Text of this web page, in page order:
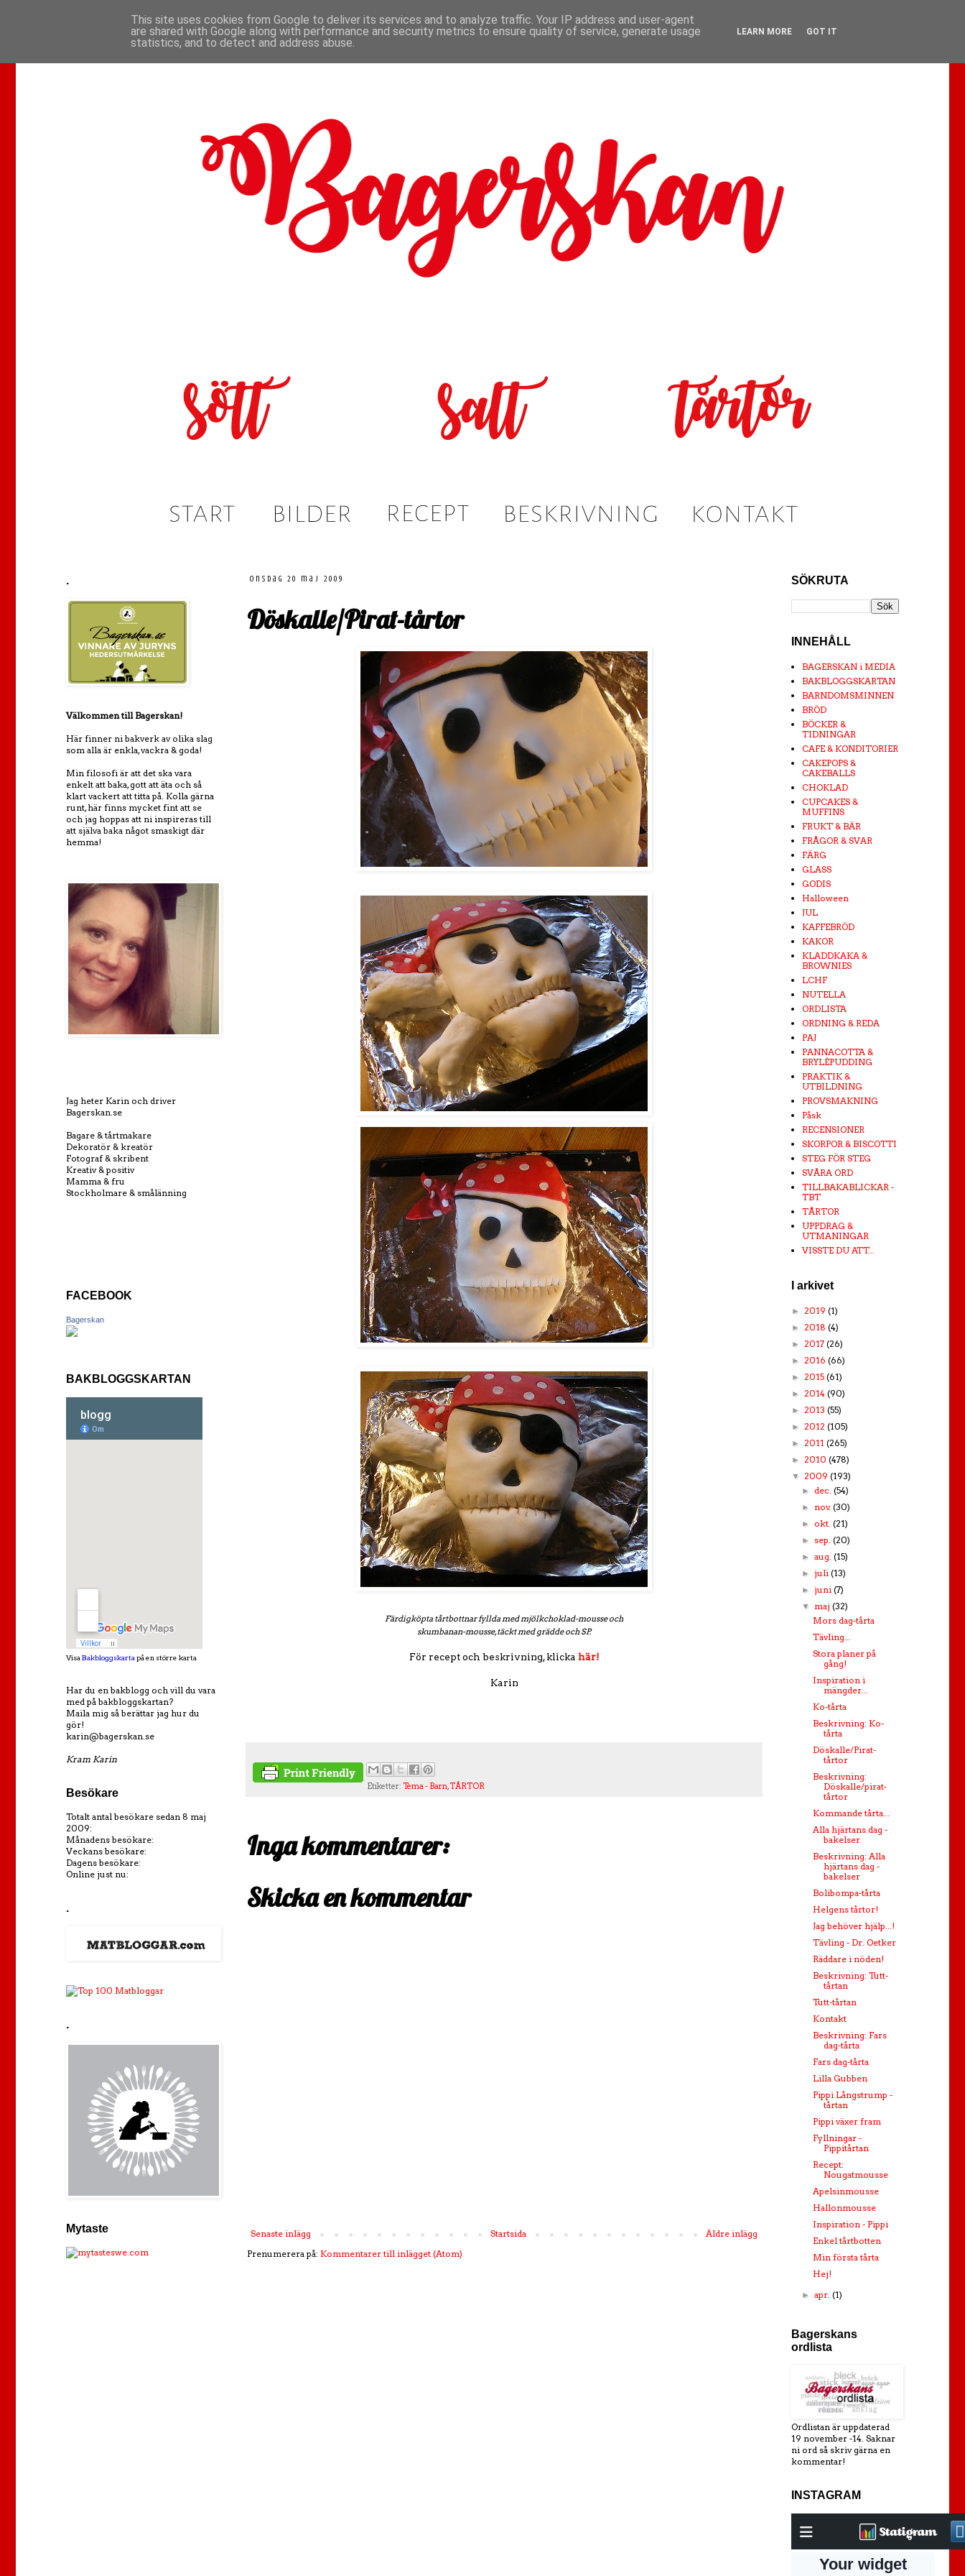
onsdag 20 maj 2009
Döskalle/Pirat-tårtor
Färdigköpta tårtbottnar fyllda medmjölkchoklad-mousseoch
skumbanan-mousse,täckt med grädde ochSP.
För recept och beskrivning, klicka här!
Karin
Etiketter: Tema - Barn,TÅRTOR
Inga kommentarer:
Skicka en kommentar
Senaste inlägg Äldre inlägg
Startsida
Prenumerera på: Kommentarer till inlägget (Atom)
.
Välkommen till Bagerskan!
Här finner ni bakverk av olika slag
som alla är enkla, vackra & goda!
Min filosofi är att det ska vara
enkelt att baka, gott att äta och så
klart vackert att titta på. Kolla gärna
runt, här finns mycket fint att se
och jag hoppas att ni inspireras till
att själva baka något smaskigt där
hemma!
Jag heter Karin och driver
Bagerskan.se
Bagare & tårtmakare
Dekoratör & kreatör
Fotograf & skribent
Kreativ & positiv
Mamma & fru
Stockholmare & smålänning
FACEBOOK
Bagerskan
BAKBLOGGSKARTAN
Visa Bakbloggskarta på en större karta
Har du en bakblogg och vill du vara
med på bakbloggskartan?
Maila mig så berättar jag hur du
gör!
karin@bagerskan.se
Kram Karin
Besökare
Totalt antal besökare sedan 8 maj
2009:
Månadens besökare:
Veckans besökare:
Dagens besökare:
Online just nu:
.
.
Mytaste
SÖKRUTA
INNEHÅLL
BAGERSKAN i MEDIA
BAKBLOGGSKARTAN
BARNDOMSMINNEN
BRÖD
BÖCKER &
TIDNINGAR
CAFE & KONDITORIER
CAKEPOPS &
CAKEBALLS
CHOKLAD
CUPCAKES &
MUFFINS
FRUKT & BÄR
FRÅGOR & SVAR
FÄRG
GLASS
GODIS
Halloween
JUL
KAFFEBRÖD
KAKOR
KLADDKAKA &
BROWNIES
LCHF
NUTELLA
ORDLISTA
ORDNING & REDA
PAJ
PANNACOTTA &
BRYLÉPUDDING
PRAKTIK &
UTBILDNING
PROVSMAKNING
Påsk
RECENSIONER
SKORPOR & BISCOTTI
STEG FÖR STEG
SVÅRA ORD
TILLBAKABLICKAR -
TBT
TÅRTOR
UPPDRAG &
UTMANINGAR
VISSTE DU ATT...
I arkivet
► 2019 (1)
► 2018 (4)
► 2017 (26)
► 2016 (66)
► 2015 (61)
► 2014 (90)
► 2013 (55)
► 2012 (105)
► 2011 (265)
► 2010 (478)
▼ 2009 (193)
► dec.(54)
► nov.(30)
► okt.(21)
►sep.(20)
►aug.(15)
► juli(13)
► juni(7)
▼ maj(32)
Mors dag-tårta
Tävling...
Stora planer på
gång!
Inspiration i
mängder...
Ko-tårta
Beskrivning: Ko-
tårta
Döskalle/Pirat-
tårtor
Beskrivning:
Döskalle/pirat-
tårtor
Kommande tårta...
Alla hjärtans dag -
bakelser
Beskrivning: Alla
hjärtans dag -
bakelser
Bolibompa-tårta
Helgens tårtor!
Jag behöver hjälp...!
Tävling - Dr. Oetker
Räddare i nöden!
Beskrivning: Tutt-
tårtan
Tutt-tårtan
Kontakt
Beskrivning: Fars
dag-tårta
Fars dag-tårta
Lilla Gubben
Pippi Långstrump -
tårtan
Pippi växer fram
Fyllningar -
Pippitårtan
Recept:
Nougatmousse
Apelsinmousse
Hallonmousse
Inspiration - Pippi
Enkel tårtbotten
Min första tårta
Hej!
►apr.(1)
Bagerskans
ordlista
Ordlistan är uppdaterad
19 november -14. Saknar
ni ord så skriv gärna en
kommentar!
INSTAGRAM
This site uses cookies from Google to deliver its services and to analyze traffic. Your IP address and user-agent
are shared with Google along with performance and security metrics to ensure quality of service, generate usage
statistics, and to detect and address abuse.
LEARN MORE GOT IT